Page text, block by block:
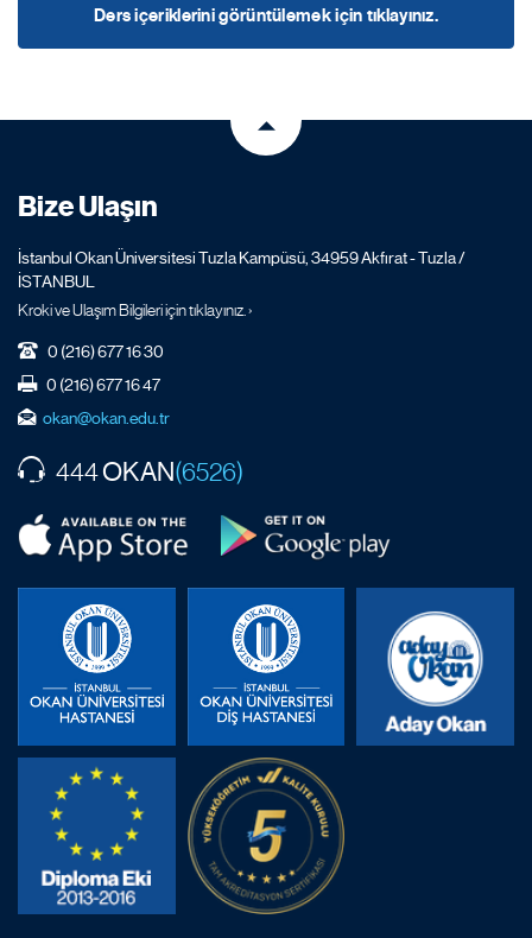
Ders içeriklerini görüntülemek için tıklayınız.
Bize Ulaşın
İstanbul Okan Üniversitesi Tuzla Kampüsü, 34959 Akfırat - Tuzla /
İSTANBUL
Kroki ve Ulaşım Bilgileri için tıklayınız. ›
0 (216) 677 16 30
0 (216) 677 16 47
okan@okan.edu.tr
444OKAN(6526)